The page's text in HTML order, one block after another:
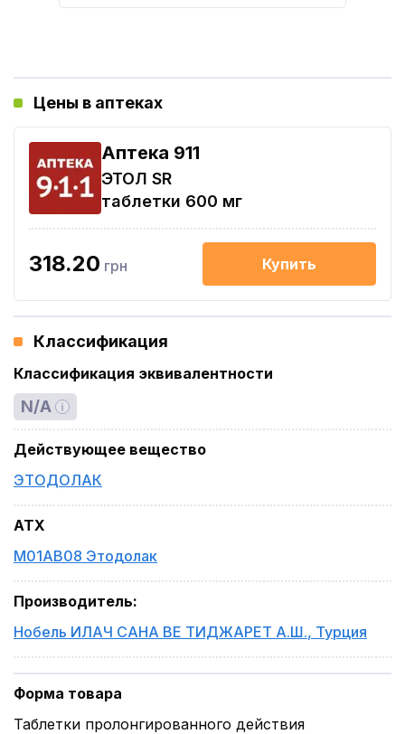
Цены в аптеках
Aптека 911
ЭТОЛ SR
таблетки 600 мг
318.20 грн Купить
Классификация
Классификация эквивалентности
N/A
Действующее вещество
ЭТОДОЛАК
ATX
M01AB08 Этодолак
Производитель:
Нобель ИЛАЧ САНА ВЕ ТИДЖАРЕТ А.Ш., Турция
Форма товара
Таблетки пролонгированного действия